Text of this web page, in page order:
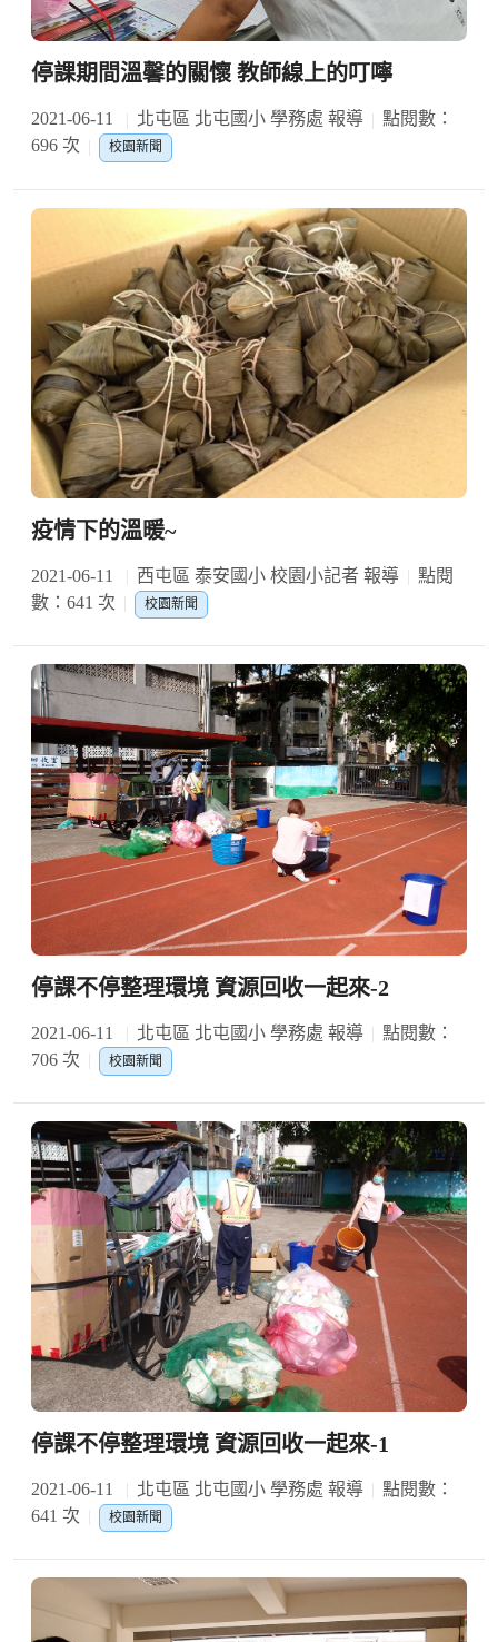
停課期間溫馨的關懷 教師線上的叮嚀
2021-06-11 北屯區 北屯國小 學務處 報導
點閱數：
696 次
校園新聞
疫情下的溫暖~
2021-06-11 西屯區 泰安國小 校園小記者 報導
點閱
數：641 次
校園新聞
停課不停整理環境 資源回收一起來-2
2021-06-11 北屯區 北屯國小 學務處 報導
點閱數：
706 次
校園新聞
停課不停整理環境 資源回收一起來-1
2021-06-11 北屯區 北屯國小 學務處 報導
點閱數：
641 次
校園新聞